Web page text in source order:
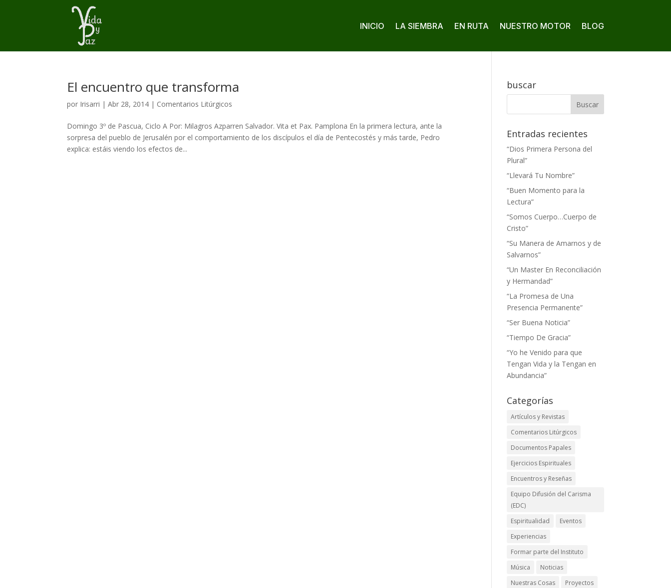
INICIO LA SIEMBRA EN RUTA NUESTRO MOTOR BLOG
El encuentro que transforma
por Irisarri |Abr 28, 2014 | Comentarios Litúrgicos
Domingo 3º de Pascua, Ciclo A Por: Milagros Azparren Salvador. Vita et Pax. Pamplona En la primera lectura, ante la
sorpresa del pueblo de Jerusalén por el comportamiento de los discípulos el día de Pentecostés y más tarde, Pedro
explica: estáis viendo los efectos de...
buscar
Entradas recientes
“Dios Primera Persona del
Plural”
“Llevará Tu Nombre”
“Buen Momento para la
Lectura”
“Somos Cuerpo…Cuerpo de
Cristo”
“Su Manera de Amarnos y de
Salvarnos”
“Un Master En Reconciliación
y Hermandad”
“La Promesa de Una
Presencia Permanente”
“Ser Buena Noticia”
“Tiempo De Gracia”
“Yo he Venido para que
Tengan Vida y la Tengan en
Abundancia”
Categorías
Artículos y Revistas
Comentarios Litúrgicos
Documentos Papales
Ejercicios Espirituales
Encuentros y Reseñas
Equipo Difusión del Carisma
(EDC)
Espiritualidad
Eventos
Experiencias
Formar parte del Instituto
Música
Noticias
Nuestras Cosas
Proyectos